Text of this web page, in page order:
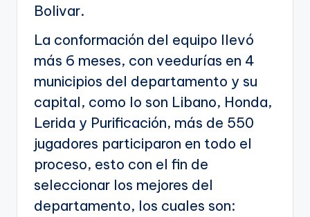
Bolivar.
La conformación del equipo llevó
más 6 meses, con veedurías en 4
municipios del departamento y su
capital, como lo son Libano, Honda,
Lerida y Purificación, más de 550
jugadores participaron en todo el
proceso, esto con el fin de
seleccionar los mejores del
departamento, los cuales son: